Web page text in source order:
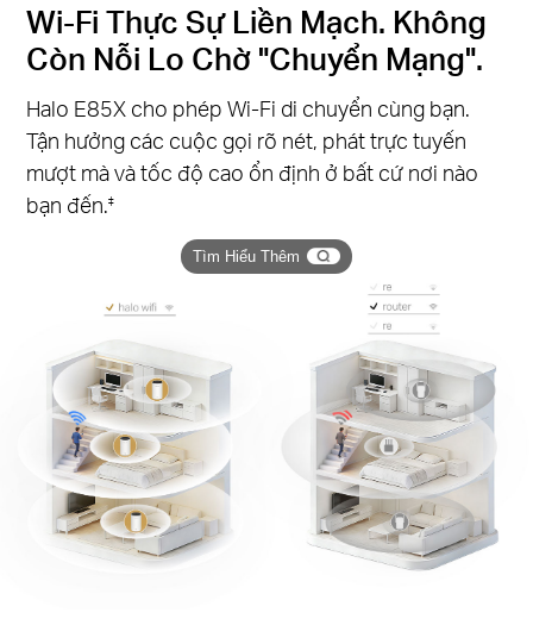
Wi-Fi Thực Sự Liền Mạch. Không
Còn Nỗi Lo Chờ "Chuyển Mạng".
Halo E85X cho phép Wi-Fi di chuyển cùng bạn.
Tận hưởng các cuộc gọi rõ nét, phát trực tuyến
mượt mà và tốc độ cao ổn định ở bất cứ nơi nào
bạn đến.‡
Tìm Hiểu Thêm